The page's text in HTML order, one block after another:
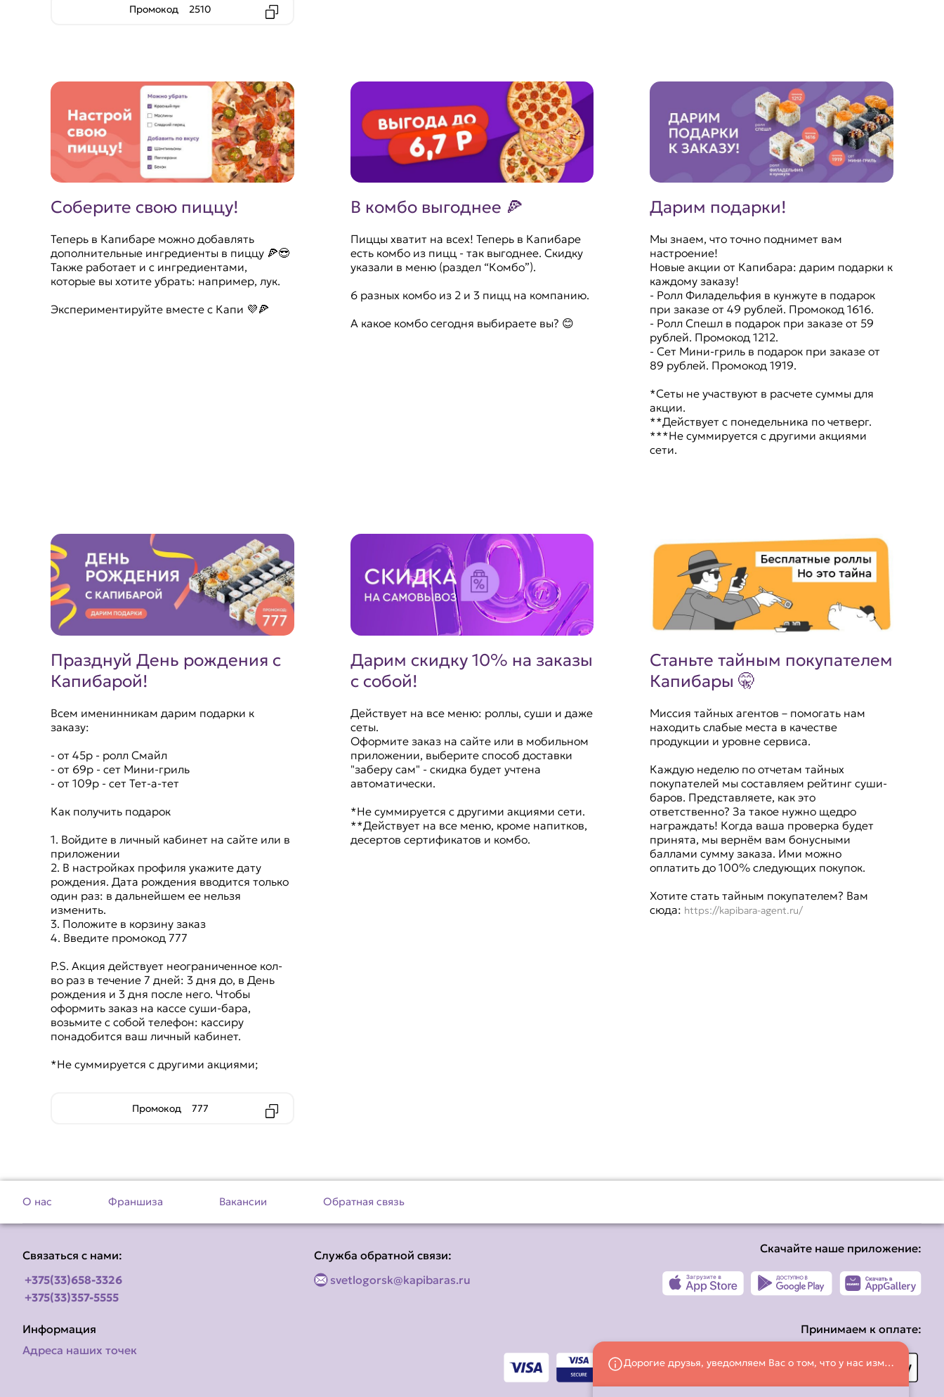
Дорогие друзья, уведомляем Вас о том, что у нас изменился номер телефона! Просим делать заказы по номеру: +375 (33) 658-33-26
Промокод 2510
Соберите свою пиццу!
Теперь в Капибаре можно добавлять
дополнительные ингредиенты в пиццу 🍕😎
Также работает и с ингредиентами,
которые вы хотите убрать: например, лук.
Экспериментируйте вместе с Капи 💜🍕
В комбо выгоднее 🍕
Пиццы хватит на всех! Теперь в Капибаре
есть комбо из пицц - так выгоднее. Скидку
указали в меню (раздел “Комбо”).
6 разных комбо из 2 и 3 пицц на компанию.
А какое комбо сегодня выбираете вы? 😊
Дарим подарки!
Мы знаем, что точно поднимет вам
настроение!
Новые акции от Капибара: дарим подарки к
каждому заказу!
- Ролл Филадельфия в кунжуте в подарок
при заказе от 49 рублей. Промокод 1616.
- Ролл Спешл в подарок при заказе от 59
рублей. Промокод 1212.
- Сет Мини-гриль в подарок при заказе от
89 рублей. Промокод 1919.
*Сеты не участвуют в расчете суммы для
акции.
**Действует с понедельника по четверг.
***Не суммируется с другими акциями
сети.
Празднуй День рождения с
Капибарой!
Всем именинникам дарим подарки к
заказу:
- от 45р - ролл Смайл
- от 69р - сет Мини-гриль
- от 109р - сет Тет-а-тет
Как получить подарок
1. Войдите в личный кабинет на сайте или в
приложении
2. В настройках профиля укажите дату
рождения. Дата рождения вводится только
один раз: в дальнейшем ее нельзя
изменить.
3. Положите в корзину заказ
4. Введите промокод 777
P.S. Акция действует неограниченное кол-
во раз в течение 7 дней: 3 дня до, в День
рождения и 3 дня после него. Чтобы
оформить заказ на кассе суши-бара,
возьмите с собой телефон: кассиру
понадобится ваш личный кабинет.
*Не суммируется с другими акциями;
Промокод 777
Дарим скидку 10% на заказы
с собой!
Действует на все меню: роллы, суши и даже
сеты.
Оформите заказ на сайте или в мобильном
приложении, выберите способ доставки
"заберу сам" - скидка будет учтена
автоматически.
*Не суммируется с другими акциями сети.
**Действует на все меню, кроме напитков,
десертов сертификатов и комбо.
Станьте тайным покупателем
Капибары 🤫
Миссия тайных агентов – помогать нам
находить слабые места в качестве
продукции и уровне сервиса.
Каждую неделю по отчетам тайных
покупателей мы составляем рейтинг суши-
баров. Представляете, как это
ответственно? За такое нужно щедро
награждать! Когда ваша проверка будет
принята, мы вернём вам бонусными
баллами сумму заказа. Ими можно
оплатить до 100% следующих покупок.
Хотите стать тайным покупателем? Вам
сюда: https://kapibara-agent.ru/
О нас Франшиза Вакансии Обратная связь
Связаться с нами:
+375(33)658-3326
+375(33)357-5555
Служба обратной связи:
svetlogorsk@kapibaras.ru
Скачайте наше приложение:
Информация
Адреса наших точек
Принимаем к оплате: